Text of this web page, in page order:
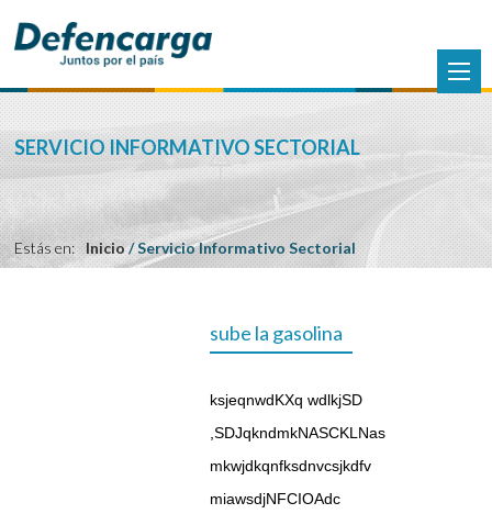
SERVICIO INFORMATIVO SECTORIAL
Estás en: Inicio/Servicio Informativo Sectorial
sube la gasolina
ksjeqnwdKXq wdlkjSD
,SDJqkndmkNASCKLNas
mkwjdkqnfksdnvcsjkdfv
miawsdjNFCIOAdc